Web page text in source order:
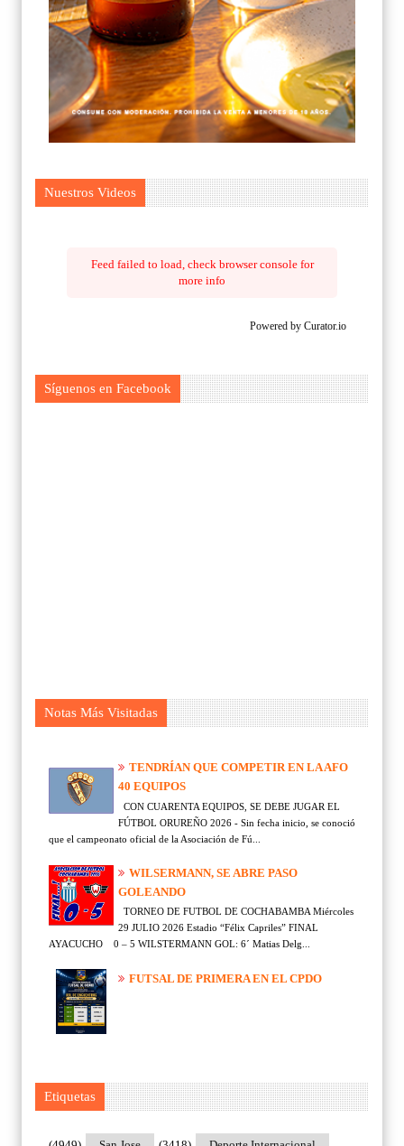
Nuestros Videos
Feed failed to load, check browser console for
more info
Powered by Curator.io
Síguenos en Facebook
Notas Más Visitadas
TENDRÍAN QUE COMPETIR EN LA AFO
40 EQUIPOS
CON CUARENTA EQUIPOS, SE DEBE JUGAR EL
FÚTBOL ORUREÑO 2026 - Sin fecha inicio, se conoció
que el campeonato oficial de la Asociación de Fú...
WILSERMANN, SE ABRE PASO
GOLEANDO
TORNEO DE FUTBOL DE COCHABAMBA Miércoles
29 JULIO 2026 Estadio “Félix Capriles” FINAL
AYACUCHO 0 – 5 WILSTERMANN GOL: 6´ Matias Delg...
FUTSAL DE PRIMERA EN EL CPDO
Etiquetas